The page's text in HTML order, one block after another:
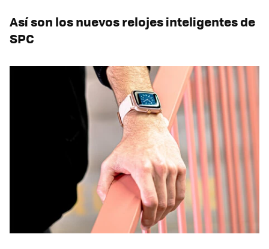
Así son los nuevos relojes inteligentes de
SPC